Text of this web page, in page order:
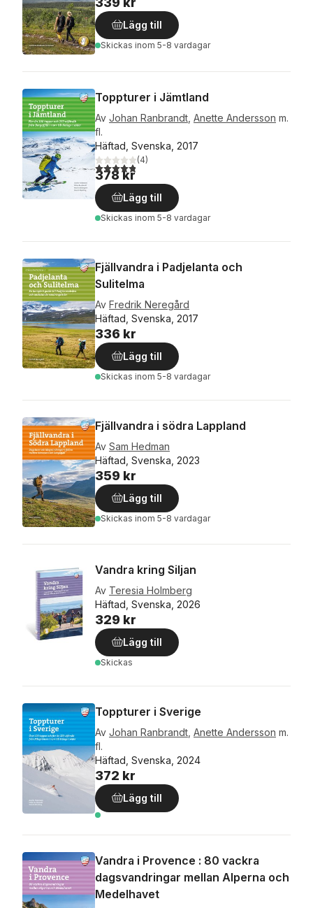
Lägg till
Skickas inom 5-8 vardagar
Toppturer i Jämtland
Av Johan Ranbrandt Anette Andersson m.
fl.
Häftad, Svenska, 2017
4,8utav 5 stjärnor. Totalt antal röster:
(4)
378 kr
Lägg till
Skickas inom 5-8 vardagar
Fjällvandra i Padjelanta och
Sulitelma
Av Fredrik Neregård
Häftad, Svenska, 2017
336 kr
Lägg till
Skickas inom 5-8 vardagar
Fjällvandra i södra Lappland
Av Sam Hedman
Häftad, Svenska, 2023
359 kr
Lägg till
Skickas inom 5-8 vardagar
Vandra kring Siljan
Av Teresia Holmberg
Häftad, Svenska, 2026
329 kr
Lägg till
Skickas
Toppturer i Sverige
Av Johan Ranbrandt Anette Andersson m.
fl.
Häftad, Svenska, 2024
372 kr
Lägg till
Vandra i Provence : 80 vackra
dagsvandringar mellan Alperna och
Medelhavet